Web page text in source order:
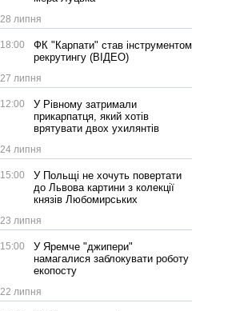
28 липня
18:00
ФК "Карпати" став інструментом
рекрутингу (ВІДЕО)
27 липня
12:00
У Рівному затримали
прикарпатця, який хотів
врятувати двох ухилянтів
24 липня
15:00
У Польщі не хочуть повертати
до Львова картини з колекції
князів Любомирських
23 липня
15:00
У Яремче "джипери"
намагалися заблокувати роботу
екопосту
22 липня